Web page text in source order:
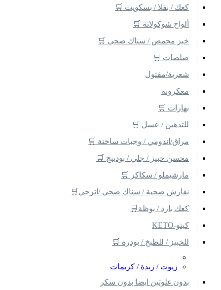
كعك / بفلا / بسكويت 🛒
ألواح شوكولاتة 🛒
خبز محمص / سناك صحي 🛒
صلصات 🛒
شعرية/مفتول
معكرونة
بهارات 🛒
للتدهين / عسل 🛒
مراق/اندومي / وجبات ساخنة 🛒
محسن خبيز / جلي / بودينج 🛒
مارشيملو / سكاكر 🛒
نقارش صحية / سناك صحي /انرجي🛒
كعك بارد / بوظة🛒
كيتو-KETO
للخبيز / للطبخ / بودرة 🛒
زيوت / زبدة / كريمات
بدون غلوتين ايضا بدون سكر